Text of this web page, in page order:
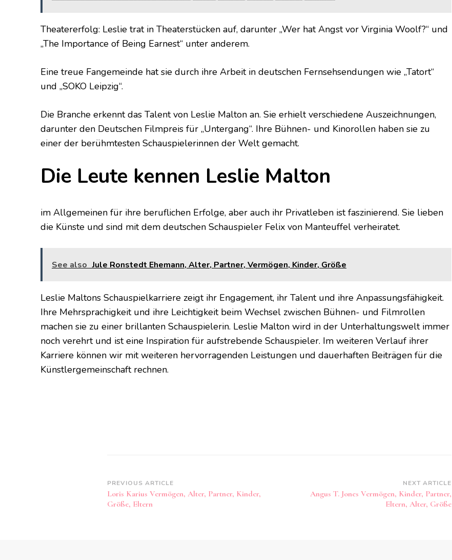
Theatererfolg: Leslie trat in Theaterstücken auf, darunter „Wer hat Angst vor Virginia Woolf?“ und
„The Importance of Being Earnest“ unter anderem.
Eine treue Fangemeinde hat sie durch ihre Arbeit in deutschen Fernsehsendungen wie „Tatort“
und „SOKO Leipzig“.
Die Branche erkennt das Talent von Leslie Malton an. Sie erhielt verschiedene Auszeichnungen,
darunter den Deutschen Filmpreis für „Untergang“. Ihre Bühnen- und Kinorollen haben sie zu
einer der berühmtesten Schauspielerinnen der Welt gemacht.
Die Leute kennen Leslie Malton
im Allgemeinen für ihre beruflichen Erfolge, aber auch ihr Privatleben ist faszinierend. Sie lieben
die Künste und sind mit dem deutschen Schauspieler Felix von Manteuffel verheiratet.
See also Jule Ronstedt Ehemann, Alter, Partner, Vermögen, Kinder, Größe
Leslie Maltons Schauspielkarriere zeigt ihr Engagement, ihr Talent und ihre Anpassungsfähigkeit.
Ihre Mehrsprachigkeit und ihre Leichtigkeit beim Wechsel zwischen Bühnen- und Filmrollen
machen sie zu einer brillanten Schauspielerin. Leslie Malton wird in der Unterhaltungswelt immer
noch verehrt und ist eine Inspiration für aufstrebende Schauspieler. Im weiteren Verlauf ihrer
Karriere können wir mit weiteren hervorragenden Leistungen und dauerhaften Beiträgen für die
Künstlergemeinschaft rechnen.
Post
Navigation
PREVIOUS ARTICLE
Loris Karius Vermögen, Alter, Partner, Kinder,
Größe, Eltern
NEXT ARTICLE
Angus T. Jones Vermögen, Kinder, Partner,
Eltern, Alter, Größe